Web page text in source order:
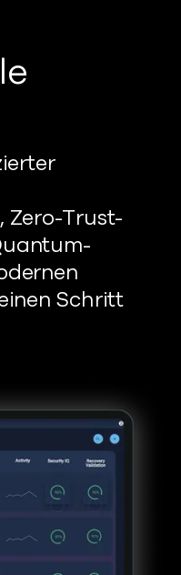
Zero-Trust-
Schritt